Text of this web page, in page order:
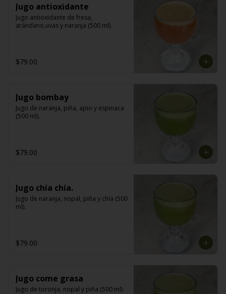
Jugo antioxidante
Jugo antioxidante de fresa,
arándano,uvas y naranja (500 ml).
$79.00
Jugo bombay
Jugo de naranja, piña, apio y espinaca
(500 ml).
$79.00
Jugo chía chía.
Jugo de naranja, nopal, piña y chía (500
ml).
$79.00
Jugo come grasa
Jugo de toronja, nopal y piña (500 ml).